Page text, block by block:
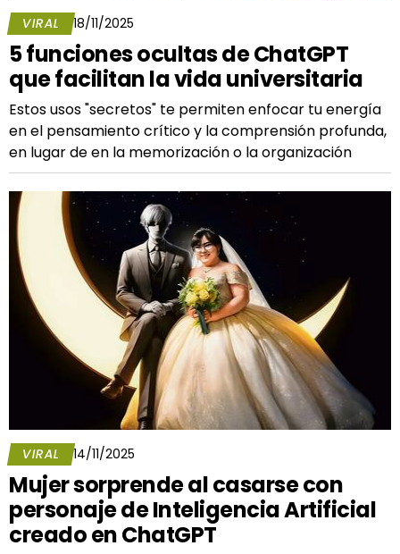
VIRAL 18/11/2025
5 funciones ocultas de ChatGPT
que facilitan la vida universitaria
Estos usos "secretos" te permiten enfocar tu energía
en el pensamiento crítico y la comprensión profunda,
en lugar de en la memorización o la organización
VIRAL 14/11/2025
Mujer sorprende al casarse con
personaje de Inteligencia Artificial
creado en ChatGPT